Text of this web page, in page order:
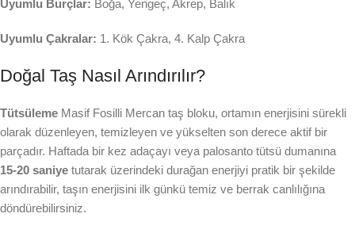
Uyumlu Burçlar: Boğa, Yengeç, Akrep, Balık
Uyumlu Çakralar: 1. Kök Çakra, 4. Kalp Çakra
Doğal Taş Nasıl Arındırılır?
Tütsüleme Masif Fosilli Mercan taş bloku, ortamın enerjisini sürekli
olarak düzenleyen, temizleyen ve yükselten son derece aktif bir
parçadır. Haftada bir kez adaçayı veya palosanto tütsü dumanına
15-20 saniye tutarak üzerindeki durağan enerjiyi pratik bir şekilde
arındırabilir, taşın enerjisini ilk günkü temiz ve berrak canlılığına
döndürebilirsiniz.